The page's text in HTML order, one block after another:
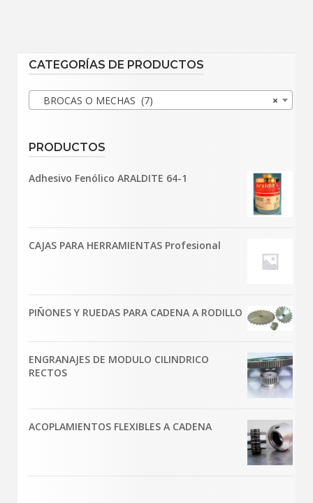
CATEGORÍAS DE PRODUCTOS
×
BROCAS O MECHAS (7)
PRODUCTOS
Adhesivo Fenólico ARALDITE 64-1
CAJAS PARA HERRAMIENTAS Profesional
PIÑONES Y RUEDAS PARA CADENA A RODILLO
ENGRANAJES DE MODULO CILINDRICO
RECTOS
ACOPLAMIENTOS FLEXIBLES A CADENA